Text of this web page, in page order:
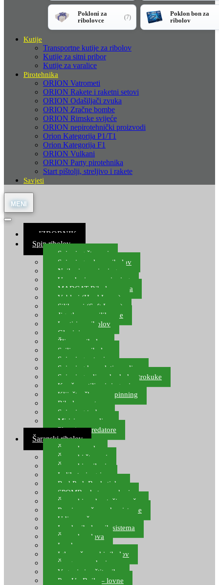
Pokloni za
ribolovce
(7)
Poklon bon za
ribolov
Kutije
Transportne kutije za ribolov
Kutije za sitni pribor
Kutije za varalice
Pirotehnika
ORION Vatrometi
ORION Rakete i raketni setovi
ORION Odašiljači zvuka
ORION Zračne bombe
ORION Rimske svijeće
ORION nepirotehnički proizvodi
Orion Kategorija P1/T1
Orion Kategorija F1
ORION Vulkani
ORION Party pirotehnika
Start pištolji, streljivo i rakete
Savjeti
≡ IZBORNIK
Spin ribolov
Spinning štapovi
Spinning role za ribolov
Najloni za spinning
Upredenice za spinning
MADCAT Ribolov soma
Vobleri (Hard Lures)
Silikonci (Soft Lures)
Jig glave za silikonce
Leptiri za ribolov
Glavinjare
Žlice za ribolov
Sajlice za ribolov
Spinning setovi
Spinning kompleti varalica
Spinning udice, dvokuke, trokuke
Kopče, vrtilice i ringovi
Kliješta, škare za spinning
Ribolov pastrve
Spinning torbe
Mirisi za varalice
Plovci za predatore
Šaranski ribolov
Šaranske role
Šaranski štapovi
Šaranski najloni
Indikatori ugriza
Rod Pod, Banksticks
SPOMB rakete, markeri
Šaranski podmetači, mreže
Pernice za šaranske sisteme
Udice za šarana, amura
Izrada ribolovnih sistema
Šaranska olova
Leadcore
Igle za šaranski ribolov
Špage, upredenice
Vaganje i zaštita ribe
Pop Up Boile – lovne